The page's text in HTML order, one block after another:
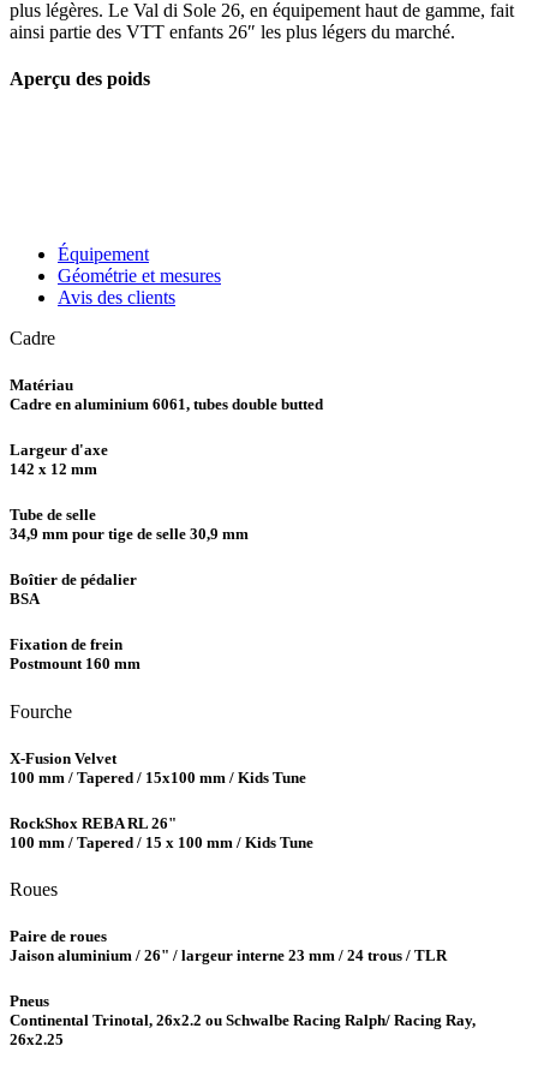
sur
la
plus légères. Le Val di Sole 26, en équipement haut de gamme, fait
ainsi partie des VTT enfants 26″ les plus légers du marché.
Aperçu des poids
Équipement
Géométrie et mesures
Avis des clients
Cadre
Matériau
Cadre en aluminium 6061, tubes double butted
Largeur d'axe
142 x 12 mm
Tube de selle
34,9 mm pour tige de selle 30,9 mm
Boîtier de pédalier
BSA
Fixation de frein
Postmount 160 mm
Fourche
X-Fusion Velvet
100 mm / Tapered / 15x100 mm / Kids Tune
RockShox REBA RL 26"
100 mm / Tapered / 15 x 100 mm / Kids Tune
Roues
Paire de roues
Jaison aluminium / 26" / largeur interne 23 mm / 24 trous / TLR
Pneus
Continental Trinotal, 26x2.2 ou Schwalbe Racing Ralph/ Racing Ray,
26x2.25